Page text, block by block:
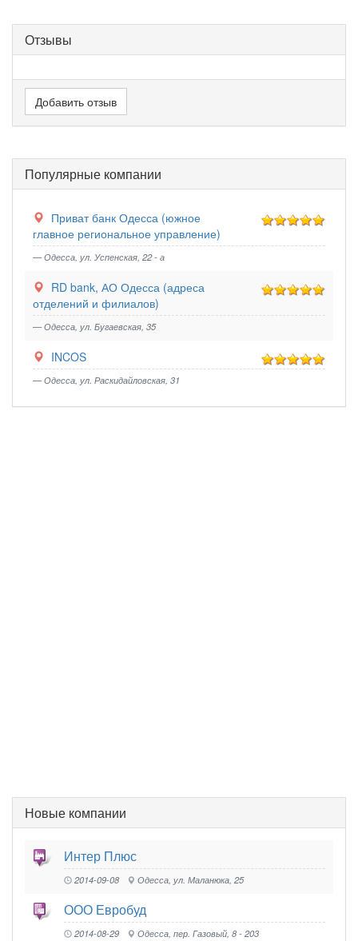
Отзывы
Добавить отзыв
Популярные компании
Приват банк Одесса (южное
главное региональное управление)
— Одесса, ул. Успенская, 22 - а
RD bank, АО Одесса (адреса
отделений и филиалов)
— Одесса, ул. Бугаевская, 35
INCOS
— Одесса, ул. Раскидайловская, 31
Новые компании
Интер Плюс
2014-09-08 Одесса, ул. Маланюка, 25
ООО Евробуд
2014-08-29 Одесса, пер. Газовый, 8 - 203